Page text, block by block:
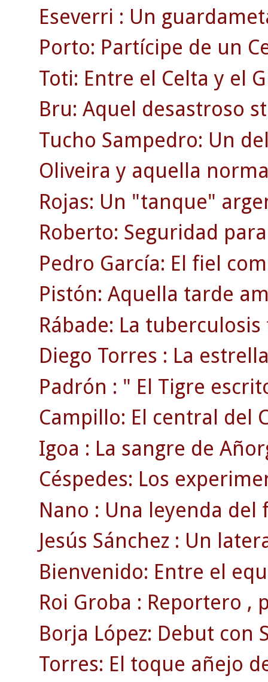
Eseverri : Un
Porto: Partícipe de un
Toti: Entre el Celta y el
Bru: Aquel desastroso
Tucho Sampedro: Un
Oliveira y aquella
Rojas: Un "tanque"
Roberto: Seguridad
Pedro García: El fiel
Pistón: Aquella tarde
Rábade: La
Diego Torres : La
Padrón : " El Tigre
Campillo: El central del
Igoa : La sangre de
Céspedes: Los
Nano : Una leyenda
Jesús Sánchez : Un
Bienvenido: Entre el
Roi Groba : Reportero ,
Borja López: Debut con
Torres: El toque añejo